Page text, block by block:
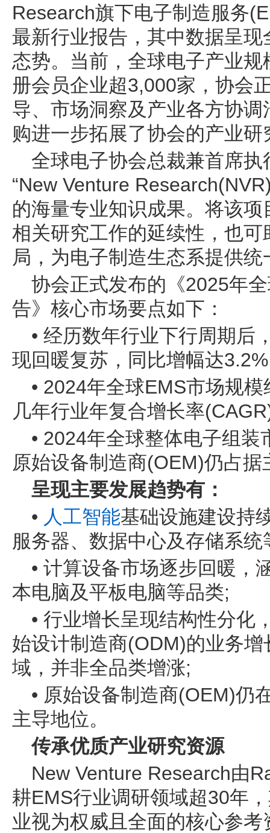
Research旗下电子制造服务
最新行业报告，其中数据呈
态势。当前，全球电子产业
册会员企业超3,000家，协会
导、市场洞察及产业各方协
购进一步拓展了协会的产业研
全球电子协会总裁兼首席
“New Venture
的海量专业知识成果。将该
相关研究工作的延续性，也
局，为电子制造生态系提供
协会正式发布的《2025年
告》核心市场要点如下：
• 经历数年行业下行周期后
现回暖复苏，同比增幅达
• 2024年全球EMS市场规
几年行业年复合增长率
• 2024年全球整体电子组
原始设备制造商(OEM)仍占据
呈现主要发展趋势有：
• 人工智能基础设施建设持
服务器、数据中心及存储系
• 计算设备市场逐步回暖，
本电脑及平板电脑等品类;
• 行业增长呈现结构性分化
始设计制造商(ODM)的业务
域，并非全品类增涨;
• 原始设备制造商(OEM)仍
主导地位。
传承优质产业研究资源
New Venture Research由
耕EMS行业调研领域超30年
业视为权威且全面的核心参